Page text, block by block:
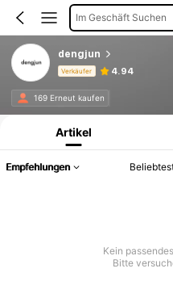
Im Geschäft Suchen
dengjun
Verkäufer 4.94
169 Erneut kaufen
Produktinformation: Preisangabe,
Artikel
Empfehlungen
Kein
Bitte